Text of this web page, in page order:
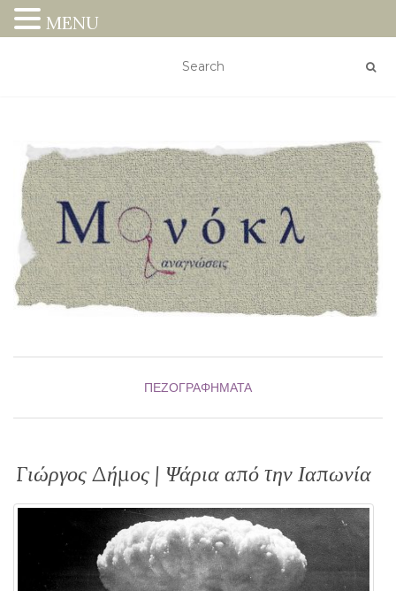
ΠΕΖΟΓΡΑΦΉΜΑΤΑ
Γιώργος Δήμος | Ψάρια από την Ιαπωνία
MENU